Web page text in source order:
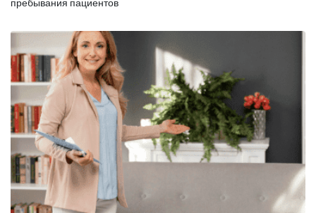
пребывания пациентов